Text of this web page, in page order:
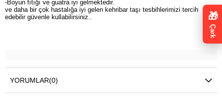
-Boyun fıtığı ve guatra iyi gelmektedir.
ve daha bir çok hastalığa iyi gelen kehribar taşı tesbihlerimizi tercih
edebilir güvenle kullabilirsiniz..
YORUMLAR(0)
🎁
Çark